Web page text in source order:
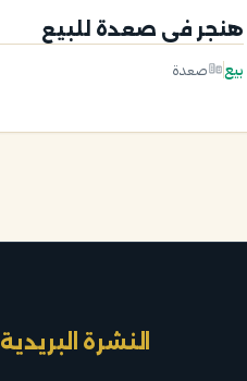
هنجر في صعدة للبيع
بيع
صعدة
النشرة البريدية